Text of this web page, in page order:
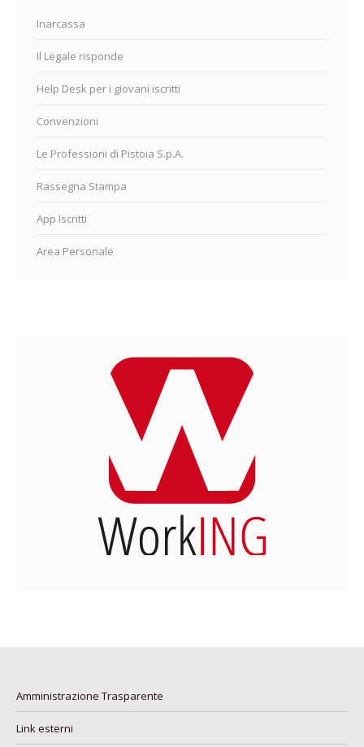
Inarcassa
Il Legale risponde
Help Desk per i giovani iscritti
Convenzioni
Le Professioni di Pistoia S.p.A.
Rassegna Stampa
App Iscritti
Area Personale
Amministrazione Trasparente
Link esterni